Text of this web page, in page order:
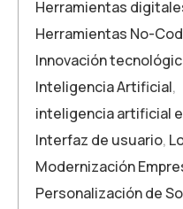
Herramientas
Herramientas No-
Innovación
Inteligencia Artificial,
inteligencia artificial
Interfaz de usuario,
Modernización
Personalización de